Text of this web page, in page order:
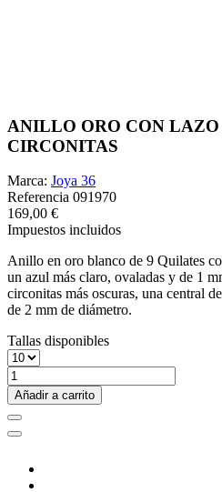
ANILLO ORO CON
CIRCONITAS
Marca: Joya 36
Referencia 091970
169,00 €
Impuestos incluidos
Anillo en oro blanco de 9 Quilates
un azul más claro, ovaladas y de 1
circonitas más oscuras, una central
de 2 mm de diámetro.
Tallas disponibles
Añadir a carrito